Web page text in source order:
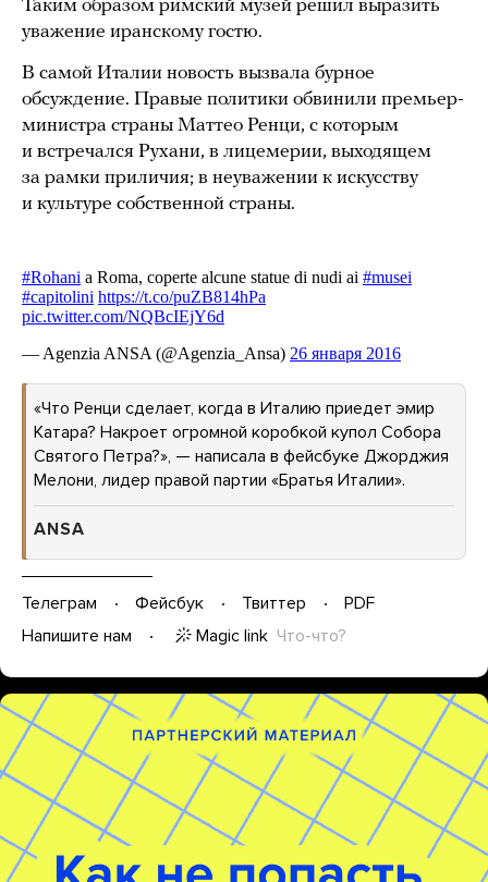
Таким образом римский музей решил выразить
уважение иранскому гостю.
В самой Италии новость вызвала бурное
обсуждение. Правые политики обвинили премьер-
министра страны Маттео Ренци, с которым
и встречался Рухани, в лицемерии, выходящем
за рамки приличия; в неуважении к искусству
и культуре собственной страны.
«Что Ренци сделает, когда в Италию приедет эмир
Катара? Накроет огромной коробкой купол Собора
Святого Петра?», — написала в фейсбуке Джорджия
Мелони, лидер правой партии «Братья Италии».
ANSA
Телеграм Фейсбук Твиттер
PDF
Напишите нам
Magic link Что-что?